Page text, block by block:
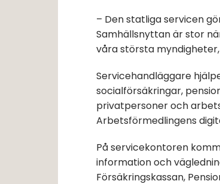
– Den statliga servicen
Samhällsnyttan är stor
våra största myndigheter,
Servicehandläggare
socialförsäkringar,
privatpersoner och
Arbetsförmedlingens
På servicekontoren
information och
Försäkringskassan,